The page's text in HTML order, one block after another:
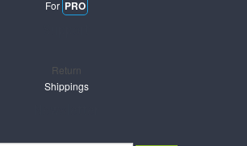
For PRO
Return
Shippings